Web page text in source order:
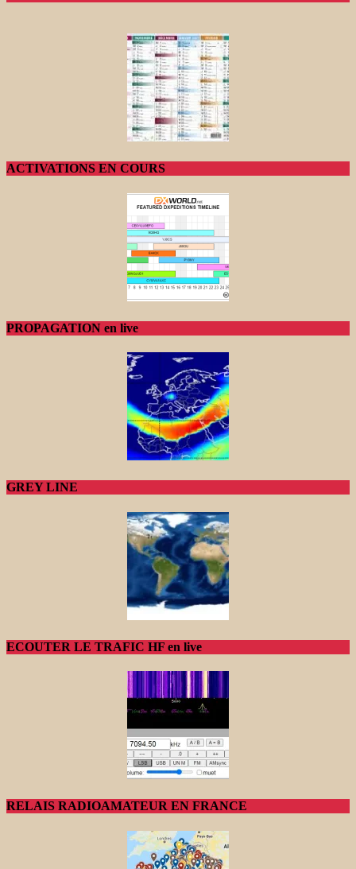
ACTIVATIONS EN COURS
PROPAGATION en live
GREY LINE
ECOUTER LE TRAFIC HF en live
RELAIS RADIOAMATEUR EN FRANCE